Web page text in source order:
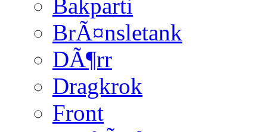
Bakparti
BrÃ¤nsletank
DÃ¶rr
Dragkrok
Front